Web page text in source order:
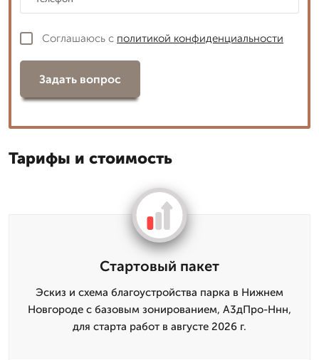
Соглашаюсь с политикой конфиденциальности
Задать вопрос
Тарифы и стоимость
Стартовый пакет
Эскиз и схема благоустройства парка в Нижнем
Новгороде с базовым зонированием, А3дПро-Ннн,
для старта работ в августе 2026 г.